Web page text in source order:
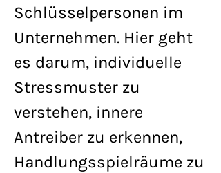
Schlüsselpersonen im
Unternehmen. Hier geht
es darum, individuelle
Stressmuster zu
verstehen, innere
Antreiber zu erkennen,
Handlungsspielräume zu